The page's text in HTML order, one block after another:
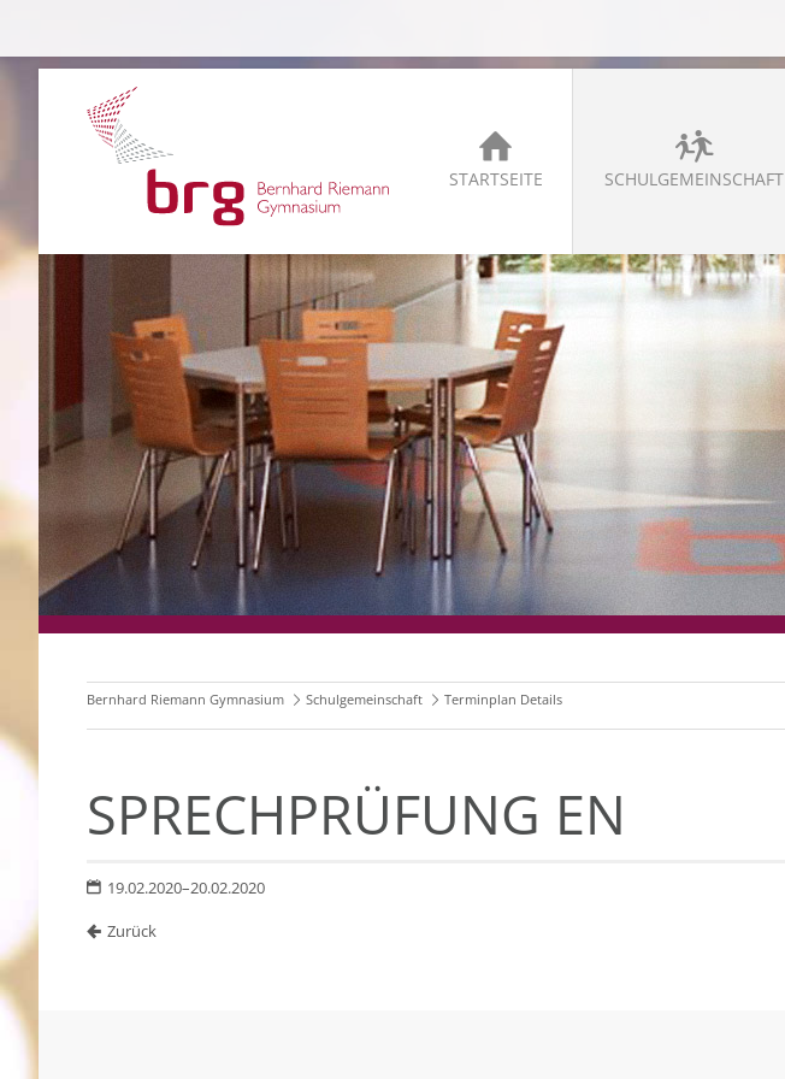
STARTSEITE SCHULGEMEINSCHAFT
Bernhard Riemann Gymnasium Schulgemeinschaft Terminplan Details
SPRECHPRÜFUNG EN
19.02.2020–20.02.2020
Zurück